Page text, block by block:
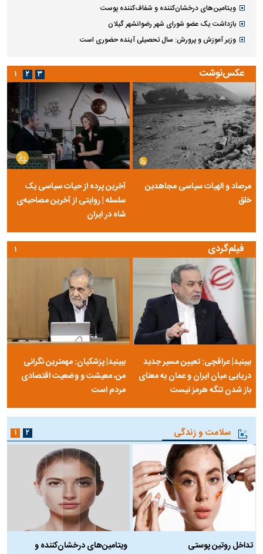
ویتامین‌های درخشان‌کننده و شفاف‌کننده پوست
بازداشت یک عضو شورای شهر رضوانشهر گیلان
وزیر آموزش و پرورش: سال تحصیلی آینده حضوری است
عکس‌نوشت
مرصاد و الهیات سیاسی مجاهدین
خلق
آخرین پرده از حیات سیاسی یک
سلسله | روایتی از آخرین مصاحبه‌ی
شاه در ایران
۱ ۲ ۳
فیلم‌گردی
ببینید| عراقچی: تعیین مسیر جدید
دریایی میان ایران و عمان به معنای
باز شدن تنگه هرمز نیست
ببینید| پزشکیان: مهمترین نگرانی
من، معیشت و وضعیت اقتصادی
مردم است
۱
سلامت و زندگی
تداخل روتین پوستی
ویتامین‌های درخشان‌کننده و
۱ ۲